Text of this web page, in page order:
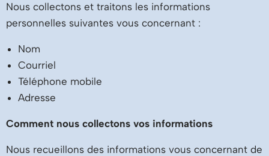
Nous collectons et traitons les informations
personnelles suivantes vous concernant :
Nom
Courriel
Téléphone mobile
Adresse
Comment nous collectons vos informations
Nous recueillons des informations vous concernant de